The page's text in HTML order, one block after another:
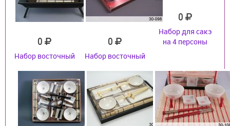
0
Набор восточный
0
Набор восточный
0
Набор для сакэ
на 4 персоны